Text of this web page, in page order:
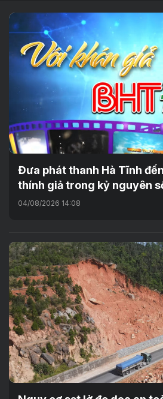
Đưa phát thanh Hà Tĩnh
thính giả trong kỷ nguyên
04/08/2026 14:08